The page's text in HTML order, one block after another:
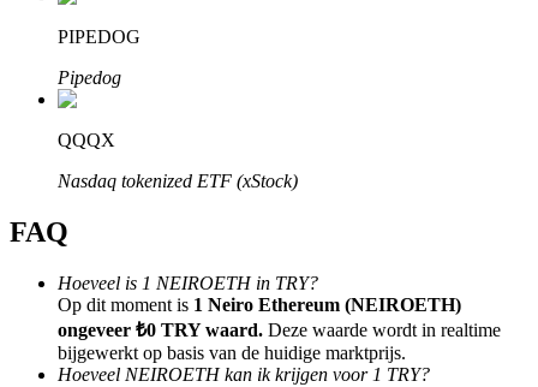
Tot 65% commissies!
Doorverwijzing
Nodig een vriend uit om contante beloningen te ontvangen
BTC Welcome Rewards
PIPEDOG
Pipedog
QQQX
Nasdaq tokenized ETF (xStock)
FAQ
Hoeveel is 1 NEIROETH in TRY?
Op dit moment is 1 Neiro Ethereum (NEIROETH)
ongeveer ₺0 TRY waard. Deze waarde wordt in realtime
bijgewerkt op basis van de huidige marktprijs.
Hoeveel NEIROETH kan ik krijgen voor 1 TRY?